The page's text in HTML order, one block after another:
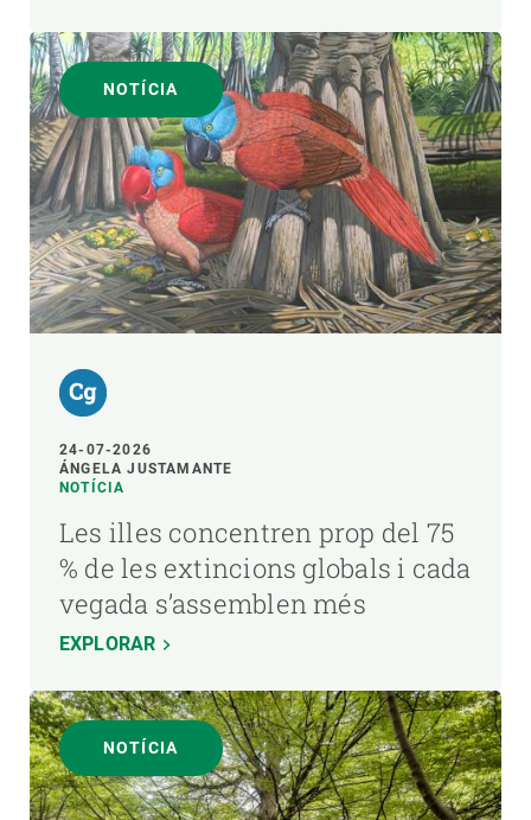
NOTÍCIA
24-07-2026
ÁNGELA JUSTAMANTE
NOTÍCIA
Les illes concentren prop del 75
% de les extincions globals i cada
vegada s’assemblen més
EXPLORAR
NOTÍCIA